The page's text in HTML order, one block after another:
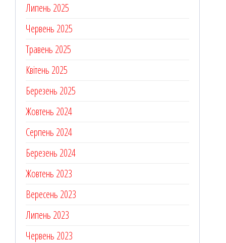
Липень 2025
Червень 2025
Травень 2025
Квітень 2025
Березень 2025
Жовтень 2024
Серпень 2024
Березень 2024
Жовтень 2023
Вересень 2023
Липень 2023
Червень 2023